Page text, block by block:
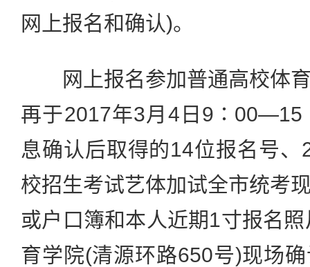
网上报名和确认)。
网上报名参加普通高校体育
再于2017年3月4日
息确认后取得的14位报名号
校招生考试艺体加试全市统考
或户口簿和本人近期1寸报名
育学院(清源环路650号)现场